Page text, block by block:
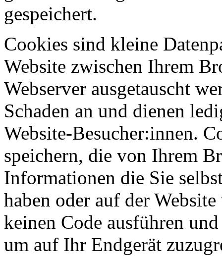
gespeichert.
Cookies sind kleine
Website zwischen Ihrem
Webserver ausgetauscht
Schaden an und dienen
Website-Besucher:innen.
speichern, die von Ihrem
Informationen die Sie
haben oder auf der
keinen Code ausführen
um auf Ihr Endgerät